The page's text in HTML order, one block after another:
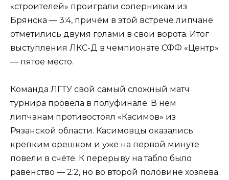
«строителей» проиграли соперникам из
Брянска — 3:4, причём в этой встрече липчане
отметились двумя голами в свои ворота. Итог
выступления ЛКС-Д в чемпионате СФФ «Центр»
— пятое место.
Команда ЛГТУ свой самый сложный матч
турнира провела в полуфинале. В нём
липчанам противостоял «Касимов» из
Рязанской области. Касимовцы оказались
крепким орешком и уже на первой минуте
повели в счёте. К перерыву на табло было
равенство — 2:2, но во второй половине хозяева